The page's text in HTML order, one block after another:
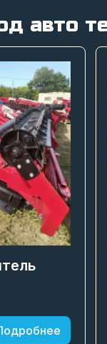
авто